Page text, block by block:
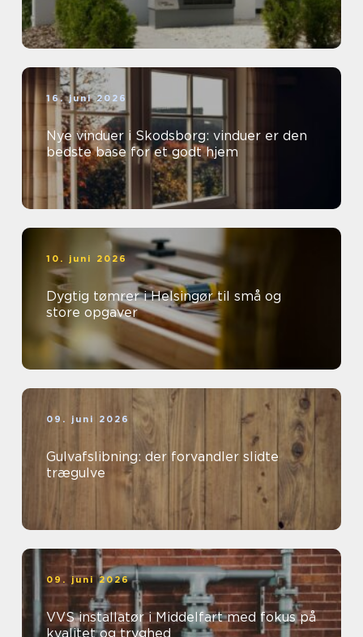
16. juni 2026
Nye vinduer i Skodsborg: vinduer er den
bedste base for et godt hjem
10. juni 2026
Dygtig tømrer i Helsingør til små og
store opgaver
09. juni 2026
Gulvafslibning: der forvandler slidte
trægulve
09. juni 2026
VVS installatør i Middelfart med fokus på
kvalitet og tryghed